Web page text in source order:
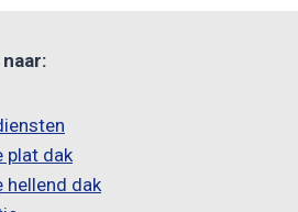
plat dak
hellend dak